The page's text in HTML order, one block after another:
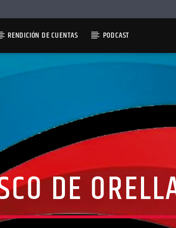
RENDICIÓN DE CUENTAS PODCAST
DE